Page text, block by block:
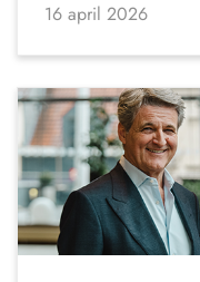
16 april 2026